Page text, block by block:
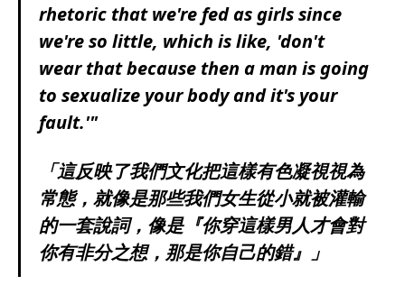
rhetoric that we're fed as girls since
we're so little, which is like, 'don't
wear that because then a man is going
to sexualize your body and it's your
fault.'"
「這反映了我們文化把這樣有色凝視視為
常態，就像是那些我們女生從小就被灌輸
的一套說詞，像是『你穿這樣男人才會對
你有非分之想，那是你自己的錯』」